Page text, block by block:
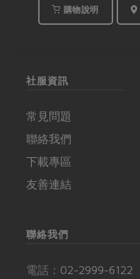
滿人情味的年貨大街。
購物說明
社服資訊
常見問題
聯絡我們
下載專區
友善連結
聯絡我們
電話： 02-2999-6122